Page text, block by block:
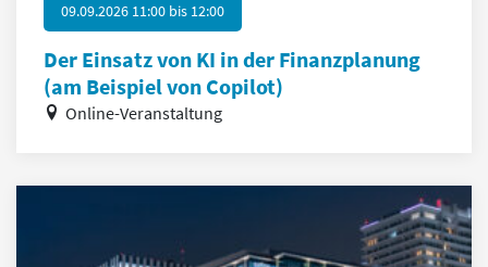
09.09.2026 11:00 bis 12:00
Der Einsatz von KI in der Finanzplanung
(am Beispiel von Copilot)
Online-Veranstaltung